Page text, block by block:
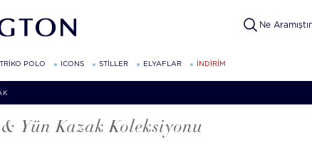
TRİKO POLO ICONS STİLLER ELYAFLAR İNDİRİM
Yün Kazak Koleksiyonu